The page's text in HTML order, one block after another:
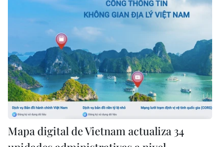
Mapa digital de Vietnam actualiza 34